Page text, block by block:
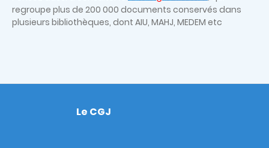
regroupe plus de 200 000 documents conservés dans
plusieurs bibliothèques, dont AIU, MAHJ, MEDEM etc
Footer
Le CGJ